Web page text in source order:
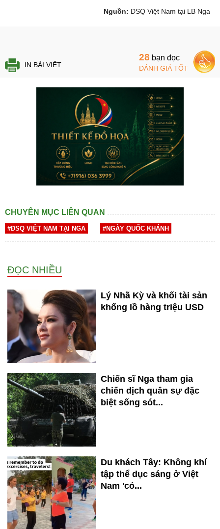
Nguồn: ĐSQ Việt Nam tại LB Nga
IN BÀI VIẾT
28 bạn đọc
ĐÁNH GIÁ TỐT
CHUYÊN MỤC LIÊN QUAN
#ĐSQ VIỆT NAM TẠI NGA #NGÀY QUỐC KHÁNH
ĐỌC NHIỀU
Lý Nhã Kỳ và khối tài sản
khổng lồ hàng triệu USD
Chiến sĩ Nga tham gia
chiến dịch quân sự đặc
biệt sống sót...
Du khách Tây: Không khí
tập thể dục sáng ở Việt
Nam 'có...